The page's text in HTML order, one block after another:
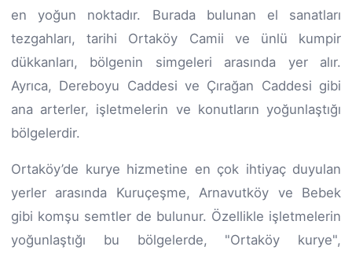
en yoğun noktadır. Burada bulunan el sanatları
tezgahları, tarihi Ortaköy Camii ve ünlü kumpir
dükkanları, bölgenin simgeleri arasında yer alır.
Ayrıca, Dereboyu Caddesi ve Çırağan Caddesi gibi
ana arterler, işletmelerin ve konutların yoğunlaştığı
bölgelerdir.
Ortaköy’de kurye hizmetine en çok ihtiyaç duyulan
yerler arasında Kuruçeşme, Arnavutköy ve Bebek
gibi komşu semtler de bulunur. Özellikle işletmelerin
yoğunlaştığı bu bölgelerde, "Ortaköy kurye",